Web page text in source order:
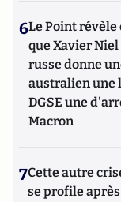
6Le Point révèle
que Xavier Niel
russe donne
australien une
DGSE une
Macron
7Cette autre
se profile après